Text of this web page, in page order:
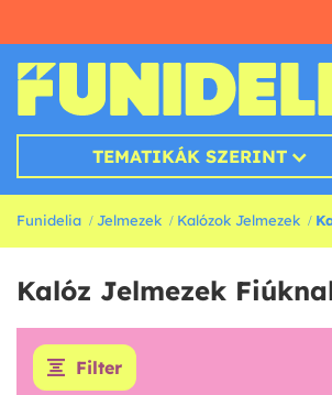
TEMATIKÁK SZERINT
Funidelia Jelmezek Kalózok Jelmezek
Kalóz Jelmezek
Filter